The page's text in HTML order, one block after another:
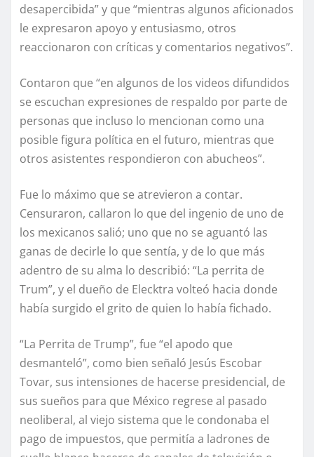
desapercibida” y que “mientras algunos aficionados
le expresaron apoyo y entusiasmo, otros
reaccionaron con críticas y comentarios negativos”.
Contaron que “en algunos de los videos difundidos
se escuchan expresiones de respaldo por parte de
personas que incluso lo mencionan como una
posible figura política en el futuro, mientras que
otros asistentes respondieron con abucheos”.
Fue lo máximo que se atrevieron a contar.
Censuraron, callaron lo que del ingenio de uno de
los mexicanos salió; uno que no se aguantó las
ganas de decirle lo que sentía, y de lo que más
adentro de su alma lo describió: “La perrita de
Trum”, y el dueño de Elecktra volteó hacia donde
había surgido el grito de quien lo había fichado.
“La Perrita de Trump”, fue “el apodo que
desmanteló”, como bien señaló Jesús Escobar
Tovar, sus intensiones de hacerse presidencial, de
sus sueños para que México regrese al pasado
neoliberal, al viejo sistema que le condonaba el
pago de impuestos, que permitía a ladrones de